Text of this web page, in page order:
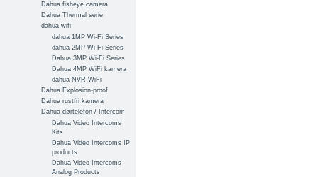
Dahua fisheye camera
Dahua Thermal serie
dahua wifi
dahua 1MP Wi-Fi Series
dahua 2MP Wi-Fi Series
Dahua 3MP Wi-Fi Series
Dahua 4MP WiFi kamera
dahua NVR WiFi
Dahua Explosion-proof
Dahua rustfri kamera
Dahua dørtelefon / Intercom
Dahua Video Intercoms
Kits
Dahua Video Intercoms IP
products
Dahua Video Intercoms
Analog Products